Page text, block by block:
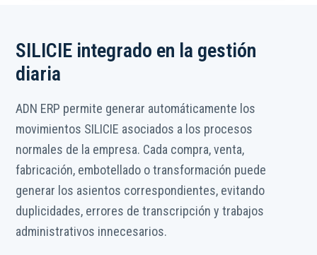
SILICIE integrado en la gestión
diaria
ADN ERP permite generar automáticamente los
movimientos SILICIE asociados a los procesos
normales de la empresa. Cada compra, venta,
fabricación, embotellado o transformación puede
generar los asientos correspondientes, evitando
duplicidades, errores de transcripción y trabajos
administrativos innecesarios.